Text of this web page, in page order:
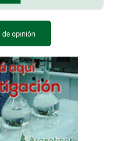
opinión